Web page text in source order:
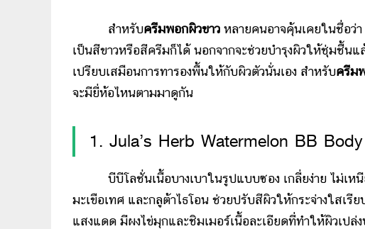
สำหรับครีมพอกผิวขาว หลายคนอาจคุ้นเคยในชื่อว่า
เป็นสีขาวหรือสีครีมก็ได้ นอกจากจะช่วยบำรุงผิวให้ชุ่มชื้
เปรียบเสมือนการทารองพื้นให้กับผิวตัวนั่นเอง สำหรับครีม
จะมียี่ห้อไหนตามมาดูกัน
1. Jula’s Herb Watermelon BB
บีบีโลชั่นเนื้อบางเบาในรูปแบบซอง เกลี่ยง่าย ไม่เหนี
มะเขือเทศ และกลูต้าไธโอน ช่วยปรับสีผิวให้กระจ่างใสเ
แสงแดด มีผงไข่มุกและชิมเมอร์เนื้อละเอียดที่ทำให้ผิวเป